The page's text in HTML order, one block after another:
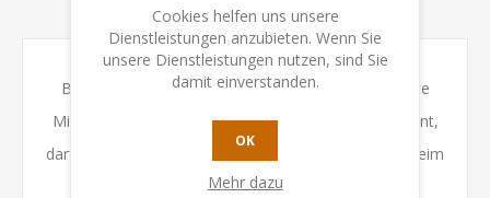
KONTAKTIEREN SIE UNS
Bei diesem spielerischen Experiment heißt es ernste
Miene zum lustigen Spiel! Sobald das Tonsignal ertönt,
darf nicht mehr gelacht werden. Wird ein Mitspieler beim
Lachen erwischt, wird der Buzzer gedrückt. Der
Cookies helfen uns unsere
Dienstleistungen anzubieten. Wenn Sie
unsere Dienstleistungen nutzen, sind Sie
damit einverstanden.
OK
Mehr dazu